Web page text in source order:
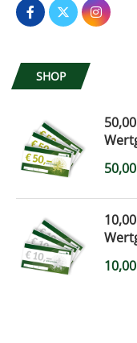
SHOP
50,00
10,00